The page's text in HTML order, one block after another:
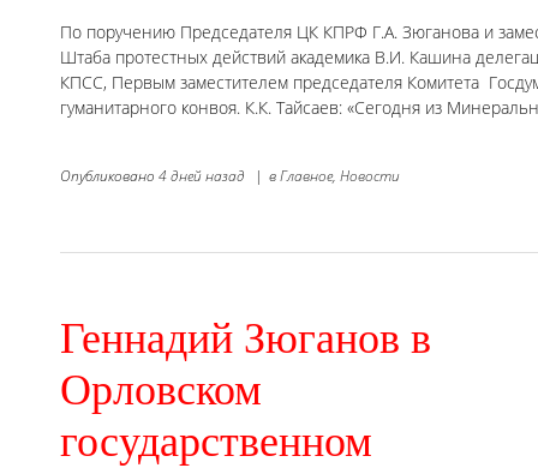
По поручению Председателя ЦК КПРФ Г.А. Зюганова и
Штаба протестных действий академика В.И. Кашина
КПСС, Первым заместителем председателя Комитета
гуманитарного конвоя. К.К. Тайсаев: «Сегодня из
Опубликовано 4 дней назад | вГлавное, Новости
Геннадий Зюганов в
Орловском
государственном